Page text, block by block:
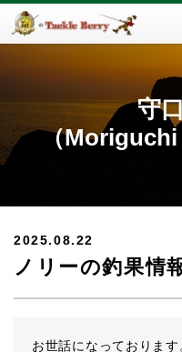
守
（Moriguchi
2025.08.22
ノリーの釣果情
お世話になっております